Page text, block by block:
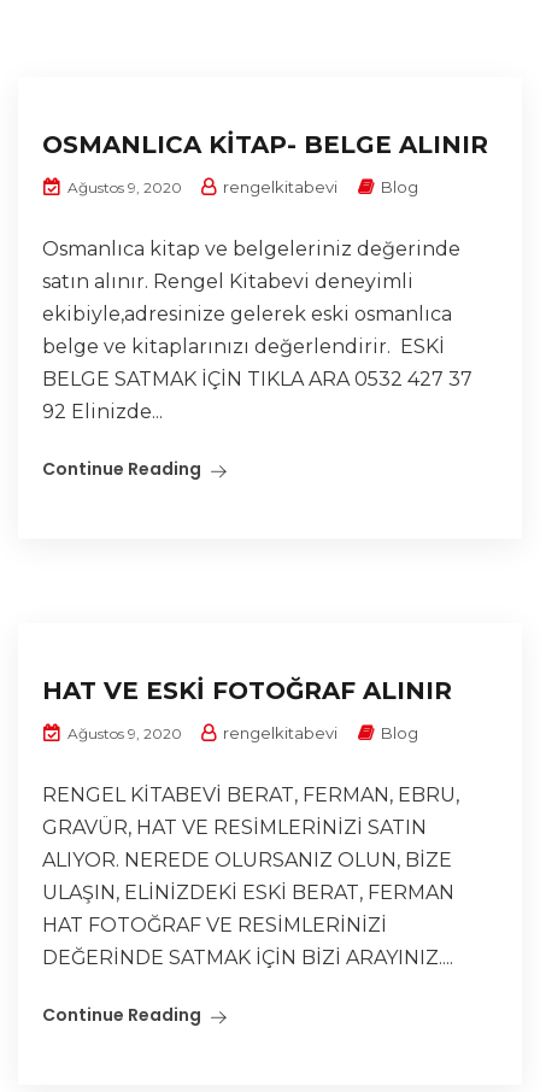
OSMANLICA KİTAP- BELGE ALINIR
Ağustos 9, 2020 rengelkitabevi Blog
Osmanlıca kitap ve belgeleriniz değerinde
satın alınır. Rengel Kitabevi deneyimli
ekibiyle,adresinize gelerek eski osmanlıca
belge ve kitaplarınızı değerlendirir. ESKİ
BELGE SATMAK İÇİN TIKLA ARA 0532 427 37
92 Elinizde...
Continue Reading
HAT VE ESKİ FOTOĞRAF ALINIR
Ağustos 9, 2020 rengelkitabevi Blog
RENGEL KİTABEVİ BERAT, FERMAN, EBRU,
GRAVÜR, HAT VE RESİMLERİNİZİ SATIN
ALIYOR. NEREDE OLURSANIZ OLUN, BİZE
ULAŞIN, ELİNİZDEKİ ESKİ BERAT, FERMAN
HAT FOTOĞRAF VE RESİMLERİNİZİ
DEĞERİNDE SATMAK İÇİN BİZİ ARAYINIZ....
Continue Reading